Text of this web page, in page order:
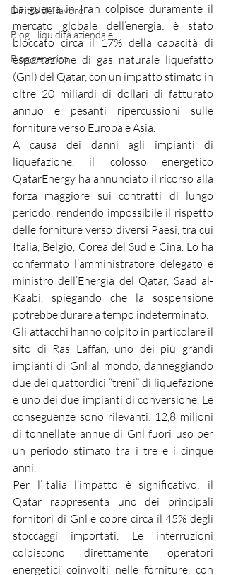
Diritto del lavoro
Blog - liquidità aziendale
Blog generico
La guerra in Iran colpisce duramente il
mercato globale dell’energia: è stato
bloccato circa il 17% della capacità di
esportazione di gas naturale liquefatto
(Gnl) del Qatar, con un impatto stimato in
oltre 20 miliardi di dollari di fatturato
annuo e pesanti ripercussioni sulle
forniture verso Europa e Asia.
A causa dei danni agli impianti di
liquefazione, il colosso energetico
QatarEnergy ha annunciato il ricorso alla
forza maggiore sui contratti di lungo
periodo, rendendo impossibile il rispetto
delle forniture verso diversi Paesi, tra cui
Italia, Belgio, Corea del Sud e Cina. Lo ha
confermato l’amministratore delegato e
ministro dell’Energia del Qatar, Saad al-
Kaabi, spiegando che la sospensione
potrebbe durare a tempo indeterminato.
Gli attacchi hanno colpito in particolare il
sito di Ras Laffan, uno dei più grandi
impianti di Gnl al mondo, danneggiando
due dei quattordici “treni” di liquefazione
e uno dei due impianti di conversione. Le
conseguenze sono rilevanti: 12,8 milioni
di tonnellate annue di Gnl fuori uso per
un periodo stimato tra i tre e i cinque
anni.
Per l’Italia l’impatto è significativo: il
Qatar rappresenta uno dei principali
fornitori di Gnl e copre circa il 45% degli
stoccaggi importati. Le interruzioni
colpiscono direttamente operatori
energetici coinvolti nelle forniture, con